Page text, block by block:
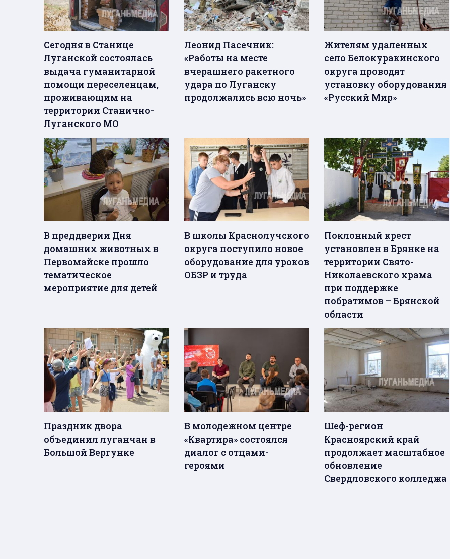
Сегодня в Станице
Луганской состоялась
выдача гуманитарной
помощи переселенцам,
проживающим на
территории Станично-
Луганского МО
Леонид Пасечник:
«Работы на месте
вчерашнего ракетного
удара по Луганску
продолжались всю ночь»
Жителям удаленных
село Белокуракинского
округа проводят
установку оборудования
«Русский Мир»
В преддверии Дня
домашних животных в
Первомайске прошло
тематическое
мероприятие для детей
В школы Краснолучского
округа поступило новое
оборудование для уроков
ОБЗР и труда
Поклонный крест
установлен в Брянке на
территории Свято-
Николаевского храма
при поддержке
побратимов – Брянской
области
Праздник двора
объединил луганчан в
Большой Вергунке
В молодежном центре
«Квартира» состоялся
диалог с отцами-
героями
Шеф-регион
Красноярский край
продолжает масштабное
обновление
Свердловского колледжа